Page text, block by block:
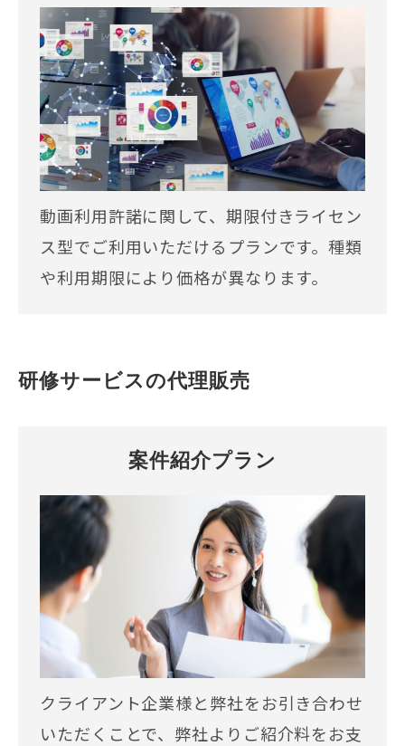
動画利用許諾に関して、期限付きライセン
ス型でご利用いただけるプランです。種類
や利用期限により価格が異なります。
研修サービスの代理販売
案件紹介プラン
クライアント企業様と弊社をお引き合わせ
いただくことで、弊社よりご紹介料をお支